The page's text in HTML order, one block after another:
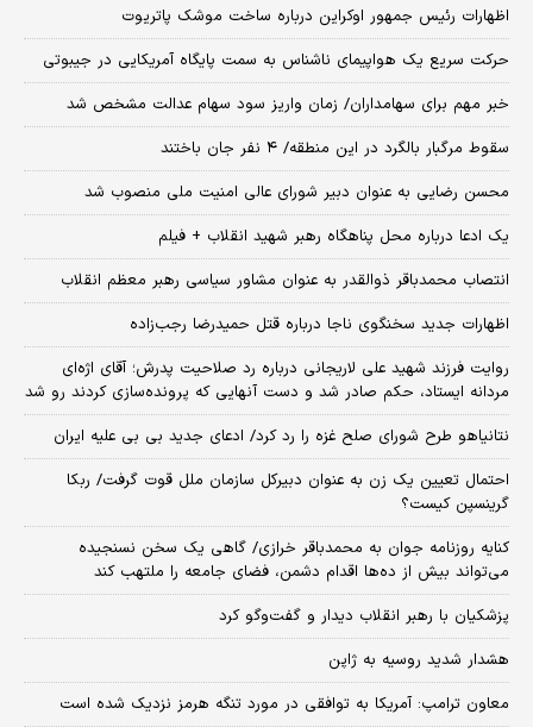
اظهارات رئیس جمهور اوکراین درباره ساخت موشک پاتریوت
حرکت سریع یک هواپیمای ناشناس به سمت پایگاه آمریکایی در جیبوتی
خبر مهم برای سهامداران/ زمان واریز سود سهام عدالت مشخص شد
سقوط مرگبار بالگرد در این منطقه/ ۴ نفر جان باختند
محسن رضایی به عنوان دبیر شورای عالی امنیت ملی منصوب شد
یک ادعا درباره محل پناهگاه‌ رهبر شهید انقلاب + فیلم
انتصاب محمدباقر ذوالقدر به عنوان مشاور سیاسی رهبر معظم انقلاب
اظهارات جدید سخنگوی ناجا درباره قتل حمیدرضا رجب‌زاده
روایت فرزند شهید علی لاریجانی درباره رد صلاحیت پدرش؛ آقای اژه‌ای
مردانه ایستاد، حکم صادر شد و دست آنهایی که پرونده‌سازی کردند رو شد
نتانیاهو طرح شورای صلح غزه را رد کرد/ ادعای جدید بی بی علیه ایران
احتمال تعیین یک زن به عنوان دبیرکل سازمان ملل قوت گرفت/ ربکا
گرینسپن کیست؟
کنایه روزنامه جوان به محمدباقر خرازی/ گاهی یک سخن نسنجیده
می‌تواند بیش از ده‌ها اقدام دشمن، فضای جامعه را ملتهب کند
پزشکیان با رهبر انقلاب دیدار و گفت‌وگو کرد
هشدار شدید روسیه به ژاپن
معاون ترامپ: آمریکا به توافقی در مورد تنگه هرمز نزدیک شده است